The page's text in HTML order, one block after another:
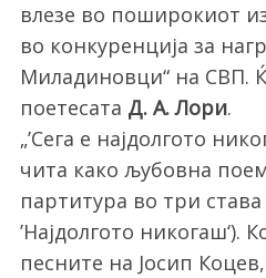
влезе во поширокиот
во конкуренција за
Миладиновци“ на СВП.
поетесата Д. А. Лори.
„’Сега е најдолгото
чита како љубовна
партитура во три става
’Најдолгото никогаш‘).
песните на Јосип